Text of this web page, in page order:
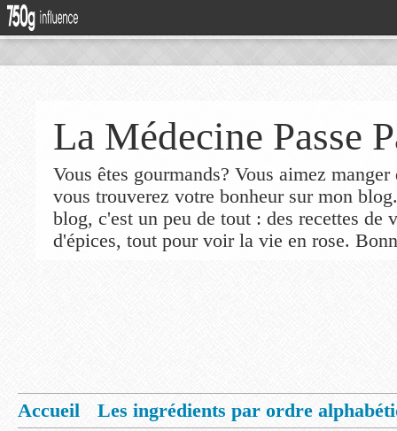
La Médecine Passe
Vous êtes gourmands? Vous aimez
vous trouverez votre bonheur sur mon
blog, c'est un peu de tout : des recettes de
d'épices, tout pour voir la vie en rose.
Accueil
Les ingrédients par ordre